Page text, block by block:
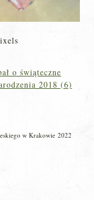
o świąteczne
2018 (6)
w Krakowie 2022